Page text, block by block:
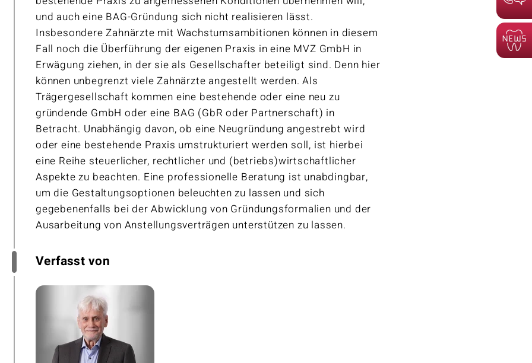
und auch eine BAG-Gründung sich nicht realisieren lässt.
Insbesondere Zahnärzte mit Wachstumsambitionen können in diesem
Fall noch die Überführung der eigenen Praxis in eine MVZ GmbH in
Erwägung ziehen, in der sie als Gesellschafter beteiligt sind. Denn hier
können unbegrenzt viele Zahnärzte angestellt werden. Als
Trägergesellschaft kommen eine bestehende oder eine neu zu
gründende GmbH oder eine BAG (GbR oder Partnerschaft) in
Betracht. Unabhängig davon, ob eine Neugründung angestrebt wird
oder eine bestehende Praxis umstrukturiert werden soll, ist hierbei
eine Reihe steuerlicher, rechtlicher und (betriebs)wirtschaftlicher
Aspekte zu beachten. Eine professionelle Beratung ist unabdingbar,
um die Gestaltungsoptionen beleuchten zu lassen und sich
gegebenenfalls bei der Abwicklung von Gründungsformalien und der
Ausarbeitung von Anstellungsverträgen unterstützen zu lassen.
Verfasst von